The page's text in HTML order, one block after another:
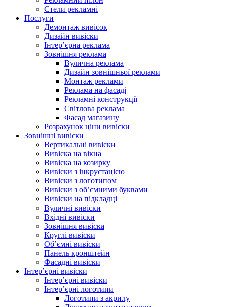
Стели рекламні
Послуги
Демонтаж вивісок
Дизайн вивіски
Інтер’єрна реклама
Зовнішня реклама
Вулична реклама
Дизайн зовнішньої реклами
Монтаж реклами
Реклама на фасаді
Рекламні конструкції
Світлова реклама
Фасад магазину
Розрахунок ціни вивіски
Зовнішні вивіски
Вертикальні вивіски
Вивіска на вікна
Вивіска на козирку
Вивіски з інкрустацією
Вивіски з логотипом
Вивіски з об’ємними буквами
Вивіски на підкладці
Вуличні вивіски
Вхідні вивіски
Зовнішня вивіска
Круглі вивіски
Об’ємні вивіски
Панель кронштейн
Фасадні вивіски
Інтер’єрні вивіски
Інтер’єрні вивіски
Інтер’єрні логотипи
Логотипи з акрилу